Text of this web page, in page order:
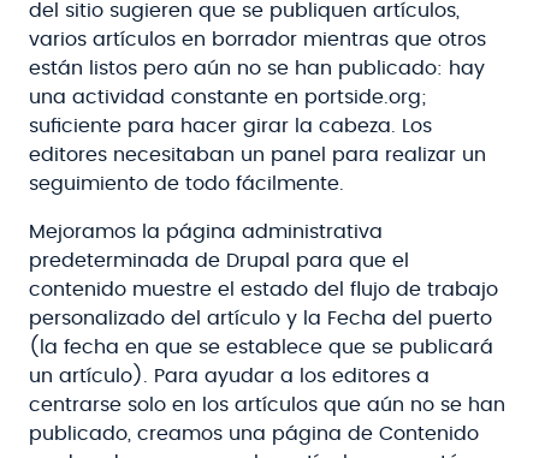
del sitio sugieren que se publiquen artículos,
varios artículos en borrador mientras que otros
están listos pero aún no se han publicado: hay
una actividad constante en portside.org;
suficiente para hacer girar la cabeza. Los
editores necesitaban un panel para realizar un
seguimiento de todo fácilmente.
Mejoramos la página administrativa
predeterminada de Drupal para que el
contenido muestre el estado del flujo de trabajo
personalizado del artículo y la Fecha del puerto
(la fecha en que se establece que se publicará
un artículo). Para ayudar a los editores a
centrarse solo en los artículos que aún no se han
publicado, creamos una página de Contenido